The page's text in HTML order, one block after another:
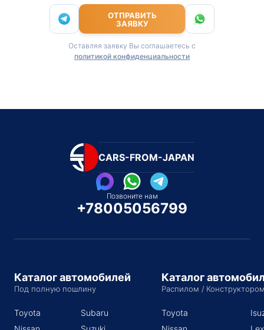
ОТПРАВИТЬ
ЗАЯВКУ
Оставляя заявку Вы соглашаетесь с
политикой конфиденциальности
CARS-FROM-JAPAN
Позвоните нам
+78005056799
Каталог автомобилей
Под полную пошлину
Toyota
Subaru
Каталог
Распилом /
Toyota